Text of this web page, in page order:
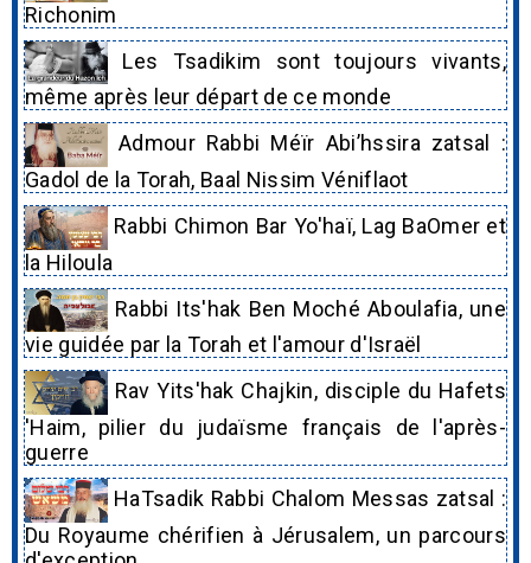
Richonim
Les Tsadikim sont toujours vivants,
même après leur départ de ce monde
Admour Rabbi Méïr Abi’hssira zatsal :
Gadol de la Torah, Baal Nissim Véniflaot
Rabbi Chimon Bar Yo'haï, Lag BaOmer et
la Hiloula
Rabbi Its'hak Ben Moché Aboulafia, une
vie guidée par la Torah et l'amour d'Israël
Rav Yits'hak Chajkin, disciple du Hafets
'Haim, pilier du judaïsme français de l'après-
guerre
HaTsadik Rabbi Chalom Messas zatsal :
Du Royaume chérifien à Jérusalem, un parcours